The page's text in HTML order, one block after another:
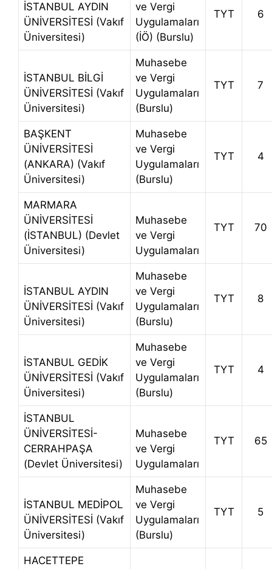
İSTANBUL AYDIN
ÜNİVERSİTESİ (Vakıf
Üniversitesi)
ve Vergi
Uygulamaları
(İÖ) (Burslu)
TYT 6
İSTANBUL BİLGİ
ÜNİVERSİTESİ (Vakıf
Üniversitesi)
Muhasebe
ve Vergi
Uygulamaları
(Burslu)
TYT 7
BAŞKENT
ÜNİVERSİTESİ
(ANKARA) (Vakıf
Üniversitesi)
Muhasebe
ve Vergi
Uygulamaları
(Burslu)
TYT 4
MARMARA
ÜNİVERSİTESİ
(İSTANBUL) (Devlet
Üniversitesi)
Muhasebe
ve Vergi
Uygulamaları
TYT 70
İSTANBUL AYDIN
ÜNİVERSİTESİ (Vakıf
Üniversitesi)
Muhasebe
ve Vergi
Uygulamaları
(Burslu)
TYT 8
İSTANBUL GEDİK
ÜNİVERSİTESİ (Vakıf
Üniversitesi)
Muhasebe
ve Vergi
Uygulamaları
(Burslu)
TYT 4
İSTANBUL
ÜNİVERSİTESİ-
CERRAHPAŞA
(Devlet Üniversitesi)
Muhasebe
ve Vergi
Uygulamaları
TYT 65
İSTANBUL MEDİPOL
ÜNİVERSİTESİ (Vakıf
Üniversitesi)
Muhasebe
ve Vergi
Uygulamaları
(Burslu)
TYT 5
HACETTEPE